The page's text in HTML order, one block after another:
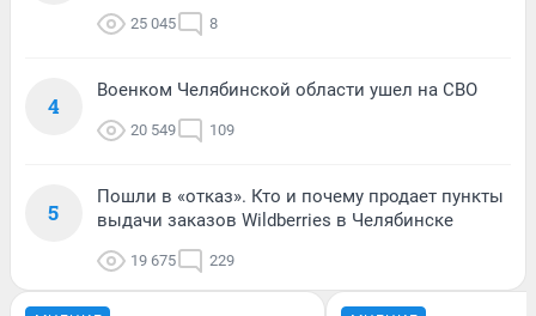
25 045 8
4
Военком Челябинской области ушел на СВО
20 549 109
5
Пошли в «отказ». Кто и почему продает пункты
выдачи заказов Wildberries в Челябинске
19 675 229